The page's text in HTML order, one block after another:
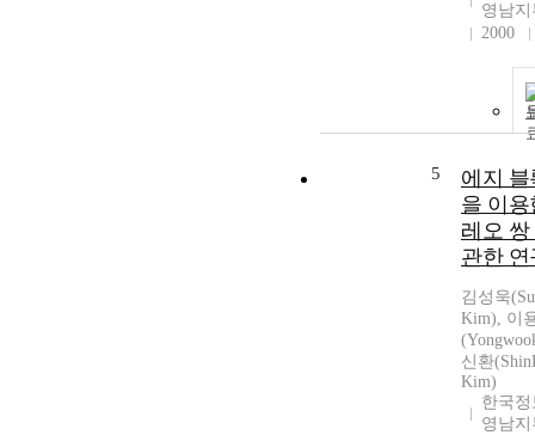
영남지
2000
5
에지 블
을 이용
레오 쌍
관한 연
김성욱
Kim), 이
신환
Kim)
한국
영남지